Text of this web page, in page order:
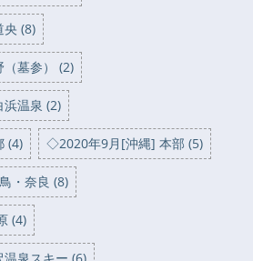
(8)
墓参） (2)
温泉 (2)
(4) ◇2020年9月[沖縄] 本部 (5)
・奈良 (8)
(4)